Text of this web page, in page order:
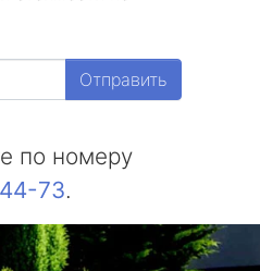
Отправить
по номеру
73.